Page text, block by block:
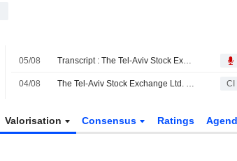
05/08 Transcript : The Tel-Aviv Stock Exchange Ltd., Q2 2026 Earnings Call, Aug 04, 2026
04/08 The Tel-Aviv Stock Exchange Ltd. publie ses résultats pour le deuxième trimestre et le premier semestre clos le 30 juin 2026 CI
Valorisation Consensus Ratings